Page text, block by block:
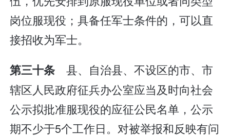
岗位服现役；具备任军士条件的，可以直
接招收为军士。
第三十条 县、自治县、不设区的市、市
辖区人民政府征兵办公室应当及时向社会
公示拟批准服现役的应征公民名单，公示
期不少于5个工作日。对被举报和反映有问